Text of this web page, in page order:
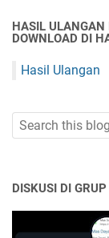
HASIL ULANGAN
DOWNLOAD DI
Hasil Ulangan
DISKUSI DI